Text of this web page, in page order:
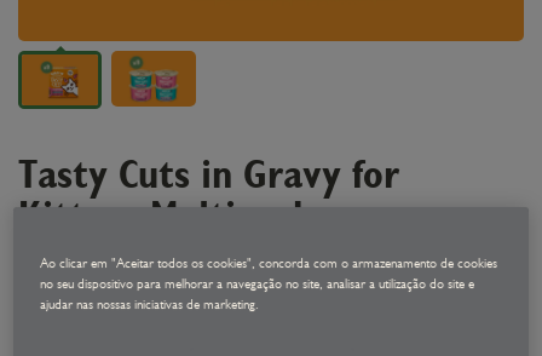
Tasty Cuts in Gravy for
Kittens Multipack
8x85g
Ao clicar em "Aceitar todos os cookies", concorda com o armazenamento de cookies
no seu dispositivo para melhorar a navegação no site, analisar a utilização do site e
ajudar nas nossas iniciativas de marketing.